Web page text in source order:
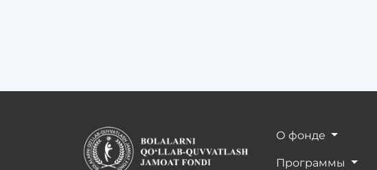
О фонде
Программы